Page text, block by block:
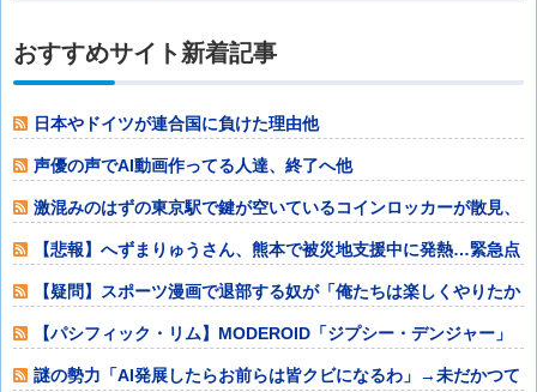
おすすめサイト新着記事
日本やドイツが連合国に負けた理由他
声優の声でAI動画作ってる人達、終了へ他
激混みのはずの東京駅で鍵が空いているコインロッカーが散見、
「ラッキー」と
【悲報】へずまりゅうさん、熊本で被災地支援中に発熱…緊急点
滴で回復・・・
【疑問】スポーツ漫画で退部する奴が「俺たちは楽しくやりたか
ったんだよ」っ
【パシフィック・リム】MODEROID「ジプシー・デンジャー」
プラモデル
謎の勢力「AI発展したらお前らは皆クビになるわ」→未だかつて